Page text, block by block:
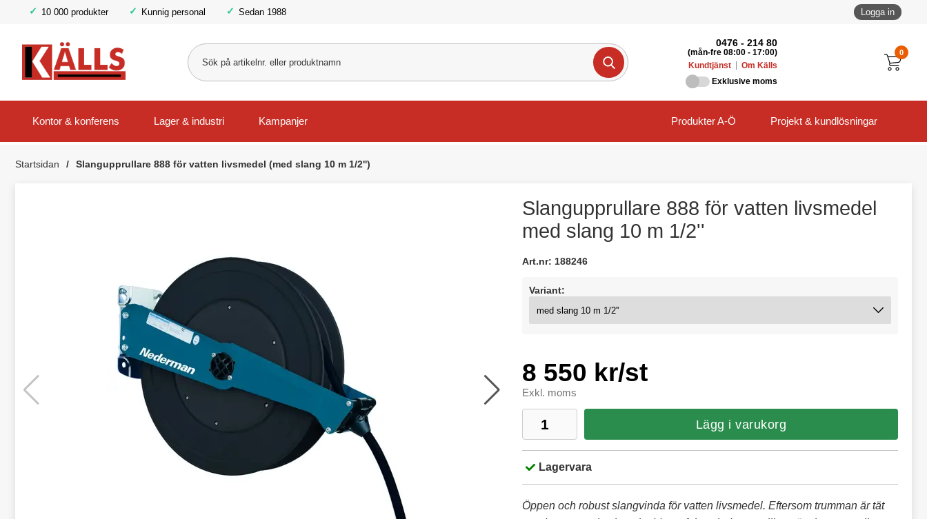
10 000 produkter Kunnig personal Sedan 1988 Logga in
0
0476 - 214 80
(mån-fre 08:00 - 17:00)
Kundtjänst
Om Källs
Exklusive moms
Kontor & konferens Lager & industri Kampanjer Produkter A-Ö Projekt & kundlösningar
Startsidan Slangupprullare 888 för vatten livsmedel (med slang 10 m 1/2'')
Slangupprullare 888 för vatten livsmedel
med slang 10 m 1/2''
Art.nr: 188246
Variant:
8 550 kr/st
Exkl. moms
Lägg i varukorg
Lagervara
Öppen och robust slangvinda för vatten livsmedel. Eftersom trumman är tät